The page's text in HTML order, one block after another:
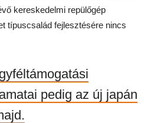
kereskedelmi repülőgép
típuscsalád fejlesztésére nincs
pedig az új japán